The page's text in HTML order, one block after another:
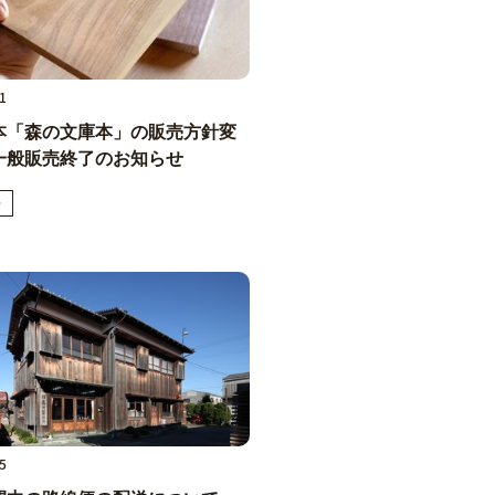
「森の文庫本」の販売方針変
般販売終了のお知らせ